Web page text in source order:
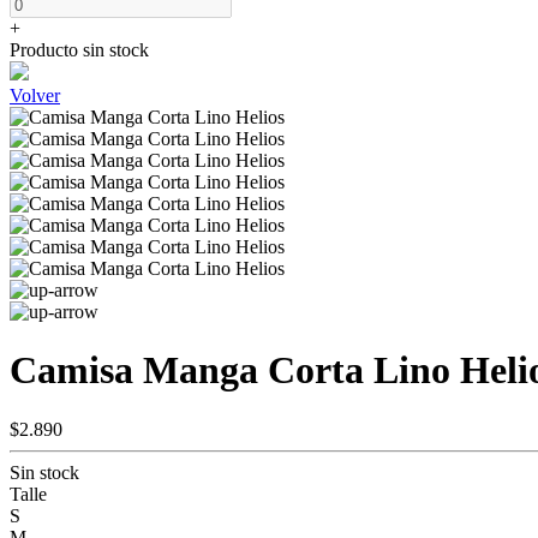
+
Producto sin stock
Volver
Camisa Manga Corta Lino
$2.890
Sin stock
Talle
S